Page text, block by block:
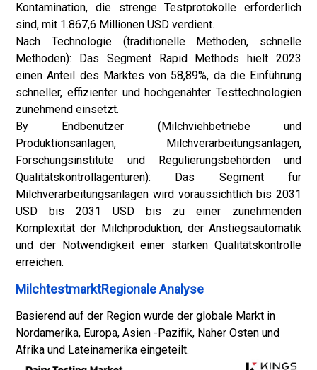
Kontamination, die strenge Testprotokolle erforderlich
sind, mit 1.867,6 Millionen USD verdient.
Nach Technologie (traditionelle Methoden, schnelle
Methoden): Das Segment Rapid Methods hielt 2023
einen Anteil des Marktes von 58,89%, da die Einführung
schneller, effizienter und hochgenähter Testtechnologien
zunehmend einsetzt.
By Endbenutzer (Milchviehbetriebe und
Produktionsanlagen, Milchverarbeitungsanlagen,
Forschungsinstitute und Regulierungsbehörden und
Qualitätskontrollagenturen): Das Segment für
Milchverarbeitungsanlagen wird voraussichtlich bis 2031
USD bis 2031 USD bis zu einer zunehmenden
Komplexität der Milchproduktion, der Anstiegsautomatik
und der Notwendigkeit einer starken Qualitätskontrolle
erreichen.
MilchtestmarktRegionale Analyse
Basierend auf der Region wurde der globale Markt in
Nordamerika, Europa, Asien -Pazifik, Naher Osten und
Afrika und Lateinamerika eingeteilt.